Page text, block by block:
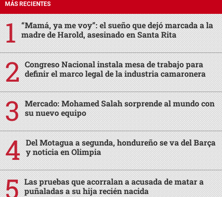
MÁS RECIENTES
“Mamá, ya me voy”: el sueño que dejó marcada a la
madre de Harold, asesinado en Santa Rita
Congreso Nacional instala mesa de trabajo para
definir el marco legal de la industria camaronera
Mercado: Mohamed Salah sorprende al mundo con
su nuevo equipo
Del Motagua a segunda, hondureño se va del Barça
y noticia en Olimpia
Las pruebas que acorralan a acusada de matar a
puñaladas a su hija recién nacida